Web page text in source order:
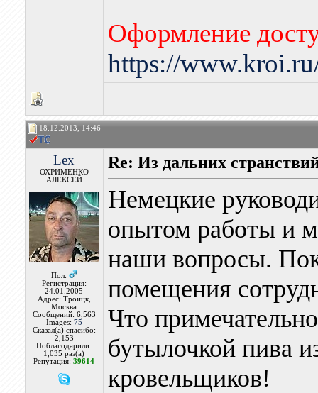
Оформление
https://
18.12.2013, 14:46
Lex
ОХРИМЕНКО
АЛЕКСЕЙ
Пол:
Регистрация:
24.01.2005
Адрес: Троицк,
Москва
Сообщений: 6,563
Images: 75
Сказал(а) спасибо:
2,153
Поблагодарили:
1,035 раз(а)
Репутация:39614
Re: Из дальних
Немецкие
опытом работы и
наши вопросы.
помещения
Что
бутылочкой пива
кровельщиков!